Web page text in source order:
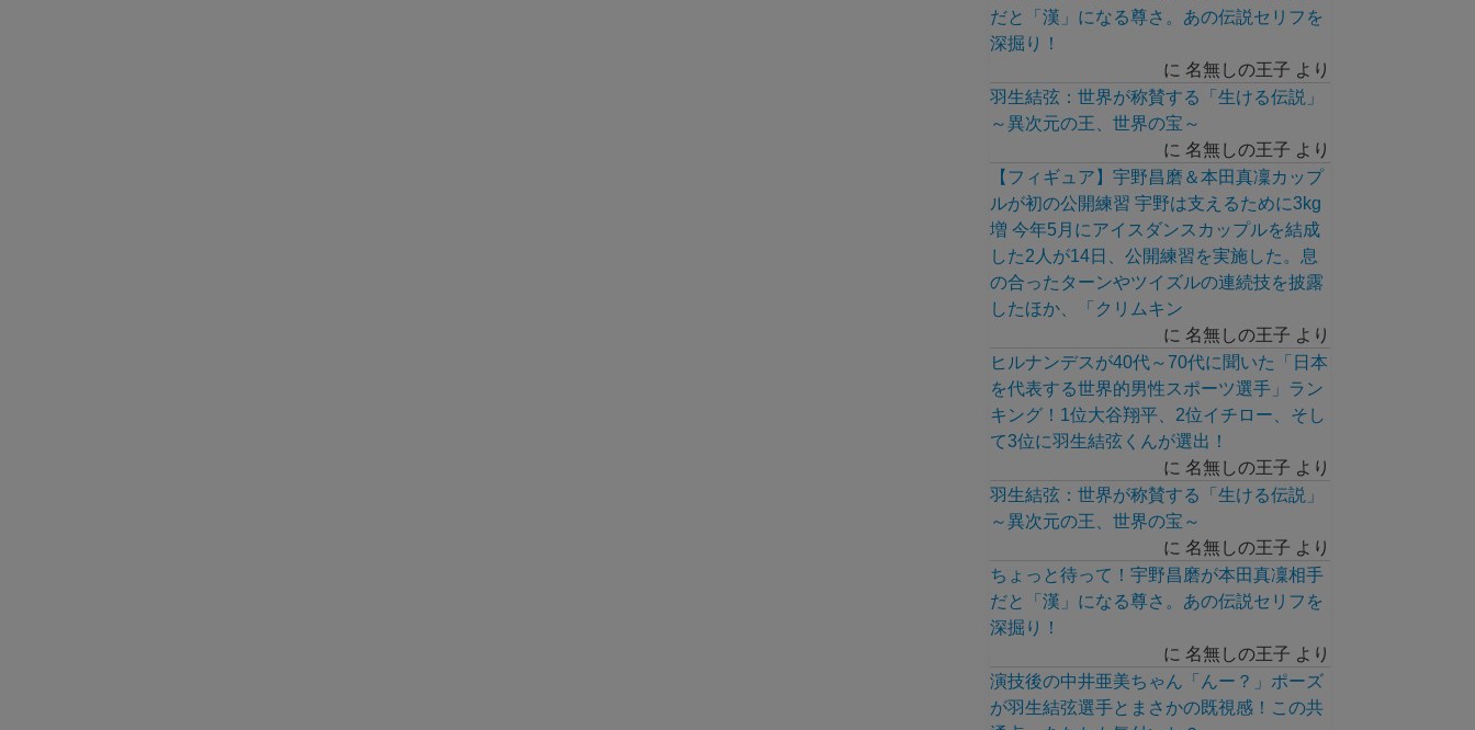
だと「漢」になる尊さ。あの伝説セリフを
深掘り！
に 名無しの王子 より
羽生結弦：世界が称賛する「生ける伝説」
～異次元の王、世界の宝～
に 名無しの王子 より
【フィギュア】宇野昌磨＆本田真凜カップ
ルが初の公開練習 宇野は支えるために3kg
増 今年5月にアイスダンスカップルを結成
した2人が14日、公開練習を実施した。息
の合ったターンやツイズルの連続技を披露
したほか、「クリムキン
に 名無しの王子 より
ヒルナンデスが40代～70代に聞いた「日本
を代表する世界的男性スポーツ選手」ラン
キング！1位大谷翔平、2位イチロー、そし
て3位に羽生結弦くんが選出！
に 名無しの王子 より
羽生結弦：世界が称賛する「生ける伝説」
～異次元の王、世界の宝～
に 名無しの王子 より
ちょっと待って！宇野昌磨が本田真凜相手
だと「漢」になる尊さ。あの伝説セリフを
深掘り！
に 名無しの王子 より
演技後の中井亜美ちゃん「んー？」ポーズ
が羽生結弦選手とまさかの既視感！この共